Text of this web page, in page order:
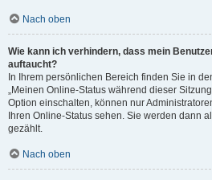
Nach oben
Wie kann ich verhindern, dass mein
auftaucht?
In Ihrem persönlichen Bereich finden Sie in
„Meinen Online-Status während dieser
Option einschalten, können nur
Ihren Online-Status sehen. Sie werden dann
gezählt.
Nach oben